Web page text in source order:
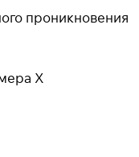
проникновения
X